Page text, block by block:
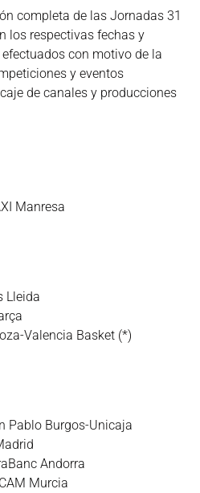
completa de las Jornadas 31
los respectivas fechas y
con motivo de la
y eventos
de canales y producciones
Manresa
Lleida
Valencia Basket (*)
Pablo Burgos-Unicaja
Andorra
Murcia